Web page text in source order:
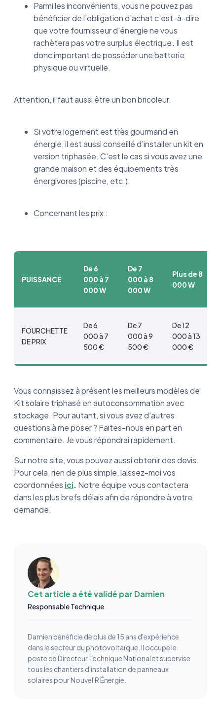
Parmi les inconvénients, vous ne pouvez pas
bénéficier de l’obligation d’achat c'est-à-dire
que votre fournisseur d'énergie ne vous
rachètera pas votre surplus électrique. Il est
donc important de posséder une batterie
physique ou virtuelle.
Attention, il faut aussi être un bon bricoleur.
Si votre logement est très gourmand en
énergie, il est aussi conseillé d’installer un kit en
version triphasée. C’est le cas si vous avez une
grande maison et des équipements très
énergivores (piscine, etc.).
Concernant les prix :
PUISSANCE
De 6
000 à 7
000 W
De 7
000 à 8
000 W
Plus de 8
000 W
FOURCHETTE
DE PRIX
De 6
000 à 7
500 €
De 7
000 à 9
500 €
De 12
000 à 13
000 €
Vous connaissez à présent les meilleurs modèles de
Kit solaire triphasé en autoconsommation avec
stockage. Pour autant, si vous avez d’autres
questions à me poser ? Faites-nous en part en
commentaire. Je vous répondrai rapidement.
Sur notre site, vous pouvez aussi obtenir des devis.
Pour cela, rien de plus simple, laissez-moi vos
coordonnées ici. Notre équipe vous contactera
dans les plus brefs délais afin de répondre à votre
demande.
Cet article a été validé par Damien
Responsable Technique
Damien bénéficie de plus de 15 ans d'expérience
dans le secteur du photovoltaïque. Il occupe le
poste de Directeur Technique National et supervise
tous les chantiers d'installation de panneaux
solaires pour Nouvel'R Énergie.